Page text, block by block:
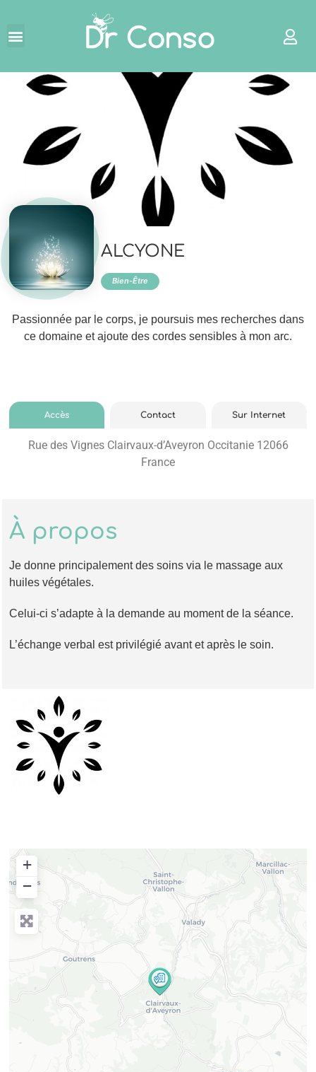
ALCYONE
Bien-Être
Passionnée par le corps, je poursuis mes recherches dans
ce domaine et ajoute des cordes sensibles à mon arc.
Accès
Rue des Vignes Clairvaux-d’Aveyron Occitanie 12066
France
Contact Sur Internet
À propos
Je donne principalement des soins via le massage aux
huiles végétales.
Celui-ci s’adapte à la demande au moment de la séance.
L’échange verbal est privilégié avant et après le soin.
+
−